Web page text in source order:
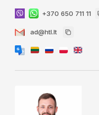
+370 650 711 11
ad@htl.lt